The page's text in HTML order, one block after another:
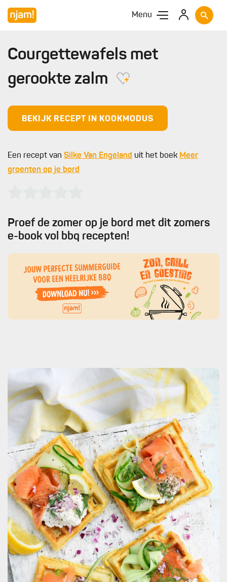
Menu
Courgettewafels met
gerookte zalm
BEKIJK RECEPT IN KOOKMODUS
Een recept van Silke Van Engeland uit het boek Meer
groenten op je bord
Proef de zomer op je bord met dit zomers
e-book vol bbq recepten!